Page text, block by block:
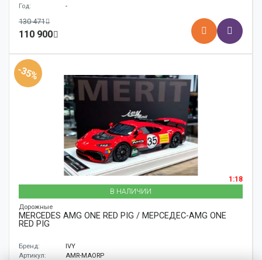
Год:
-
130 471
110 900
-35%
1:18
В НАЛИЧИИ
Дорожные
MERCEDES AMG ONE RED PIG / МЕРСЕДЕС-AMG ONE
RED PIG
Бренд:
IVY
Артикул:
AMR-MAORP